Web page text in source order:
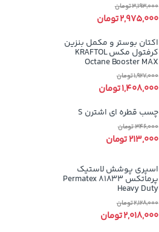
2,975,000تومان
3,193,000تومان
اکتان بوستر و مکمل بنزین
کرفتول مکس KRAFTOL
Octane Booster MAX
1,408,000تومان
1,927,000تومان
چسب قطره ای اشترن S
213,000تومان
346,000تومان
اسپری پوشش لاستیک
پرماتکس Permatex 81833
Heavy Duty
2,018,000تومان
2,128,000تومان